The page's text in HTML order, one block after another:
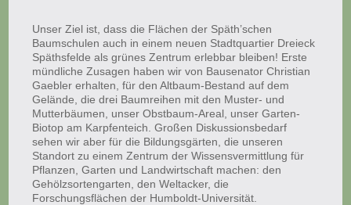
Unser Ziel ist, dass die Flächen der Späth’schen
Baumschulen auch in einem neuen Stadtquartier Dreieck
Späthsfelde als grünes Zentrum erlebbar bleiben! Erste
mündliche Zusagen haben wir von Bausenator Christian
Gaebler erhalten, für den Altbaum-Bestand auf dem
Gelände, die drei Baumreihen mit den Muster- und
Mutterbäumen, unser Obstbaum-Areal, unser Garten-
Biotop am Karpfenteich. Großen Diskussionsbedarf
sehen wir aber für die Bildungsgärten, die unseren
Standort zu einem Zentrum der Wissensvermittlung für
Pflanzen, Garten und Landwirtschaft machen: den
Gehölzsortengarten, den Weltacker, die
Forschungsflächen der Humboldt-Universität.